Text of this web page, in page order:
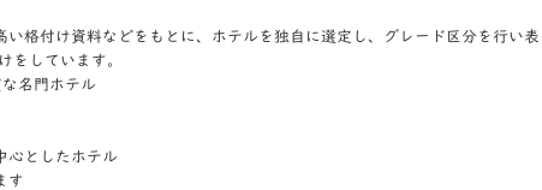
格付け資料などをもとに、ホテルを独自に選定し、グレード区分を行い表
しています。
名門ホテル
心としたホテル
す